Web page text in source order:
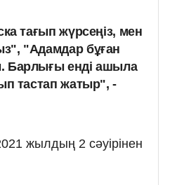
тағып жүрсеңіз, мен
"Адамдар бұған
Барлығы енді ашыла
тастап жатыр", -
жылдың 2 сәуірінен